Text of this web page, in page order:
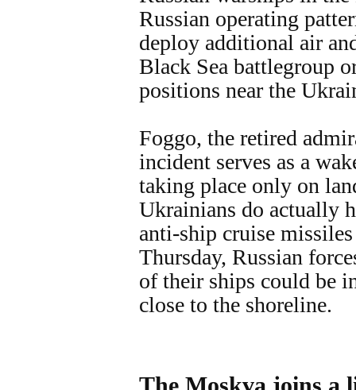
Russian operating
deploy additional air
Black Sea battlegroup
positions near the
Foggo, the retired
incident serves as a
taking place only on
Ukrainians do actually
anti-ship cruise
Thursday, Russian
of their ships could be
close to the shoreline.
The Moskva joins a